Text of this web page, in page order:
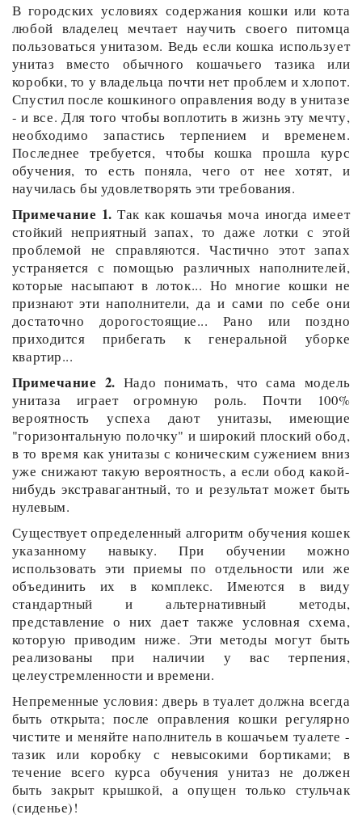
В городских условиях содержания кошки или кота
любой владелец мечтает научить своего питомца
пользоваться унитазом. Ведь если кошка использует
унитаз вместо обычного кошачьего тазика или
коробки, то у владельца почти нет проблем и хлопот.
Спустил после кошкиного оправления воду в унитазе
- и все. Для того чтобы воплотить в жизнь эту мечту,
необходимо запастись терпением и временем.
Последнее требуется, чтобы кошка прошла курс
обучения, то есть поняла, чего от нее хотят, и
научилась бы удовлетворять эти требования.
Примечание 1.Так как кошачья моча иногда имеет
стойкий неприятный запах, то даже лотки с этой
проблемой не справляются. Частично этот запах
устраняется с помощью различных наполнителей,
которые насыпают в лоток... Но многие кошки не
признают эти наполнители, да и сами по себе они
достаточно дорогостоящие... Рано или поздно
приходится прибегать к генеральной уборке
квартир...
Примечание 2. Надо понимать, что сама модель
унитаза играет огромную роль. Почти 100%
вероятность успеха дают унитазы, имеющие
"горизонтальную полочку" и широкий плоский обод,
в то время как унитазы с коническим сужением вниз
уже снижают такую вероятность, а если обод какой-
нибудь экстравагантный, то и результат может быть
нулевым.
Существует определенный алгоритм обучения кошек
указанному навыку. При обучении можно
использовать эти приемы по отдельности или же
объединить их в комплекс. Имеются в виду
стандартный и альтернативный методы,
представление о них дает также условная схема,
которую приводим ниже. Эти методы могут быть
реализованы при наличии у вас терпения,
целеустремленности и времени.
Непременные условия: дверь в туалет должна всегда
быть открыта; после оправления кошки регулярно
чистите и меняйте наполнитель в кошачьем туалете -
тазик или коробку с невысокими бортиками; в
течение всего курса обучения унитаз не должен
быть закрыт крышкой, а опущен только стульчак
(сиденье)!